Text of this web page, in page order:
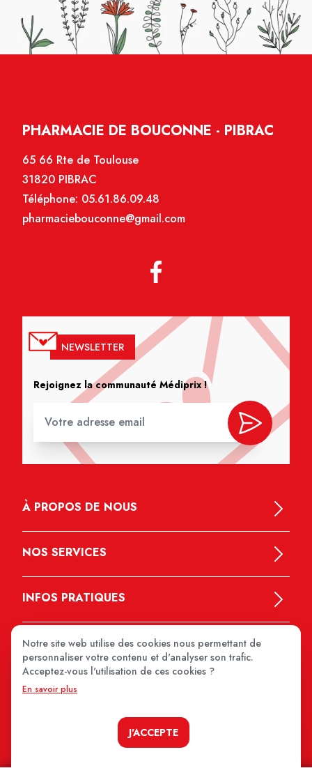
PHARMACIE DE BOUCONNE - PIBRAC
65 66 Rte de Toulouse
31820 PIBRAC
Téléphone: 05.61.86.09.48
pharmaciebouconne@gmail.com
NEWSLETTER
Rejoignez la communauté Médiprix !
À PROPOS DE NOUS
NOS SERVICES
INFOS PRATIQUES
Notre site web utilise des cookies nous permettant de
personnaliser votre contenu et d'analyser son trafic.
Acceptez-vous l'utilisation de ces cookies ?
En savoir plus
J'ACCEPTE